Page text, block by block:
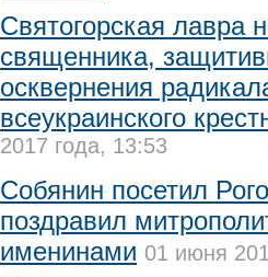
Святогорская лавра
священника,
осквернения
всеукраинского
2017 года, 13:53
Собянин посетил
поздравил
именинами 01 июня